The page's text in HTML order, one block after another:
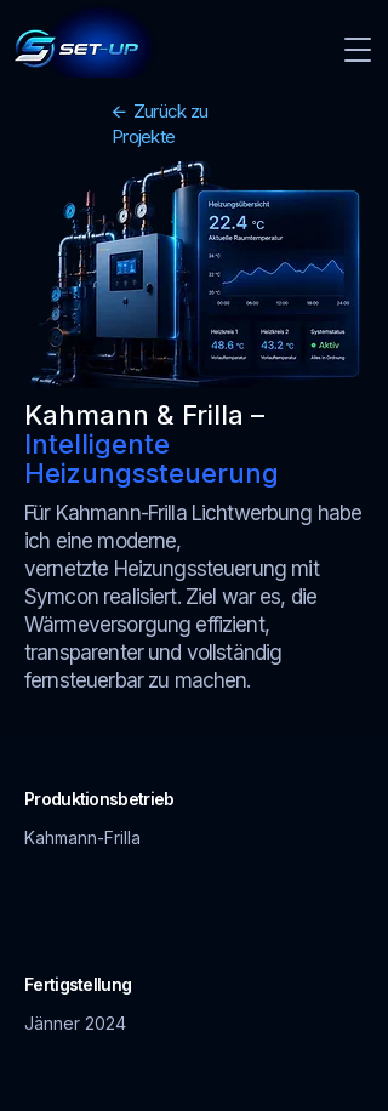
🡨 Zurück zu
Projekte
Kahmann & Frilla –
Intelligente
Heizungssteuerung
Für Kahmann-Frilla Lichtwerbung habe
ich eine moderne,
vernetzte Heizungssteuerung mit
Symcon realisiert. Ziel war es, die
Wärmeversorgung effizient,
transparenter und vollständig
fernsteuerbar zu machen.
Produktionsbetrieb
Kahmann-Frilla
Fertigstellung
Jänner 2024